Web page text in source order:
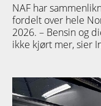
NAF har
fordelt over hele
2026. – Bensin og
ikke kjørt mer, sier
TETT PÅ